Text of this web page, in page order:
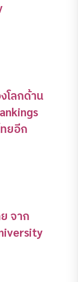
โลกด้าน
ยอีก
จาก